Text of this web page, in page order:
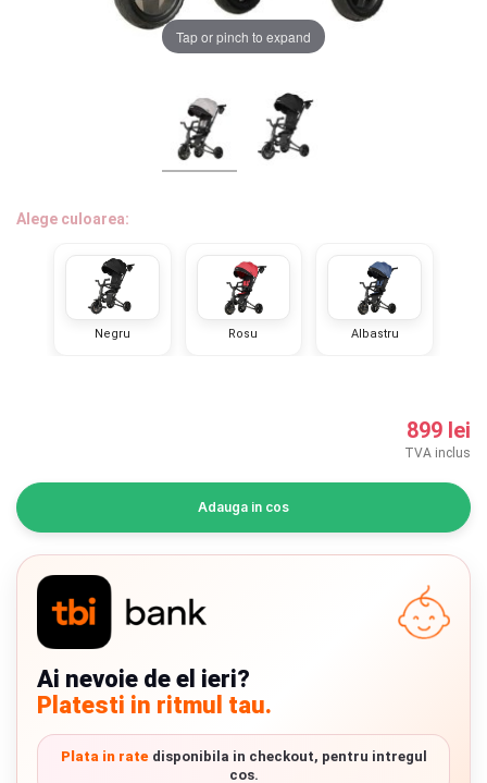
LEAGANE COPII
BABY MONITORS
CASA SI CURATENIE
INGRIJIRE PERSONALA
Regulament giveaway
Showroom
Depozit
Tap or pinch to expand
Alege culoarea:
Negru Rosu Albastru
899 lei
TVA inclus
Adauga in cos
Ai nevoie de el ieri?
Platesti in ritmul tau.
Plata in ratedisponibila in checkout, pentru intregul
cos.
Chrome cu detalii negre 3246 lei
Alege culoarea cadrului
Chrome cu detalii negre
Verde cu detalii negre 5646 lei